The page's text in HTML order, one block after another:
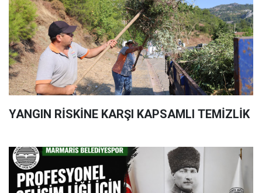
YANGIN RİSKİNE KARŞI KAPSAMLI TEMİZLİK